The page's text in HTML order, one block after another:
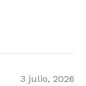
3 julio, 2026